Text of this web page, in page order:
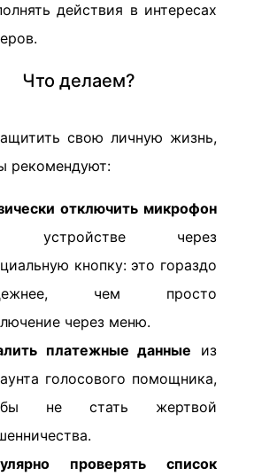
действия в интересах
Что делаем?
свою личную жизнь,
рекомендуют:
отключить микрофон
устройстве через
кнопку: это гораздо
чем просто
через меню.
платежные данные из
голосового помощника,
не стать жертвой
проверять список